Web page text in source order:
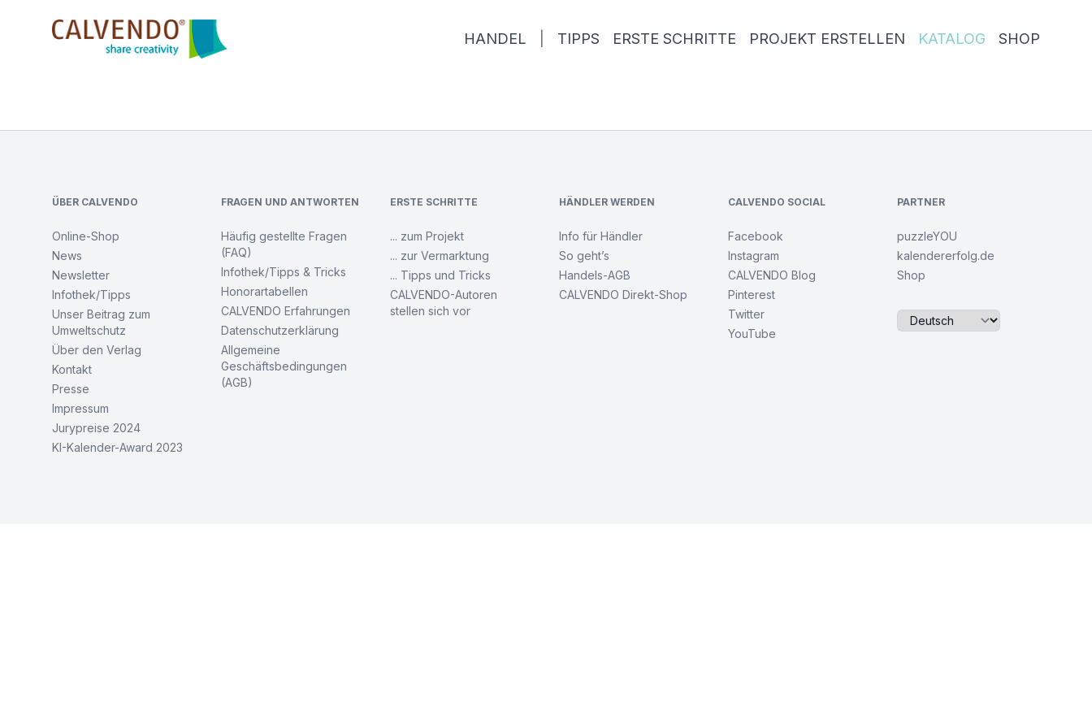
Calvendo
HANDEL TIPPS ERSTE SCHRITTE PROJEKT ERSTELLEN KATALOG SHOP
ÜBER CALVENDO
Online-Shop
News
Newsletter
Infothek/Tipps
Unser Beitrag zum
Umweltschutz
Über den Verlag
Kontakt
Presse
Impressum
Jurypreise 2024
KI-Kalender-Award 2023
FRAGEN UND ANTWORTEN
Häufig gestellte Fragen
(FAQ)
Infothek/Tipps & Tricks
Honorartabellen
CALVENDO Erfahrungen
Datenschutzerklärung
Allgemeine
Geschäftsbedingungen
(AGB)
ERSTE SCHRITTE
... zum Projekt
... zur Vermarktung
... Tipps und Tricks
CALVENDO-Autoren
stellen sich vor
HÄNDLER WERDEN
Info für Händler
So geht’s
Handels-AGB
CALVENDO Direkt-Shop
CALVENDO SOCIAL
Facebook
Instagram
CALVENDO Blog
Pinterest
Twitter
YouTube
PARTNER
puzzleYOU
kalendererfolg.de
Shop